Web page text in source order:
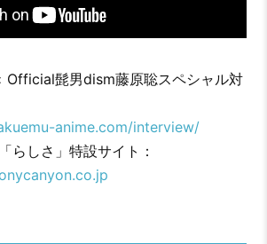
髭男dism藤原聡スペシャル対
anime.com/interview/
らしさ」特設サイト：